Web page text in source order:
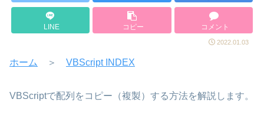
LINE コピー コメント
2022.01.03
ホーム ＞ VBScript INDEX
VBScriptで配列をコピー（複製）する方法を解説します。